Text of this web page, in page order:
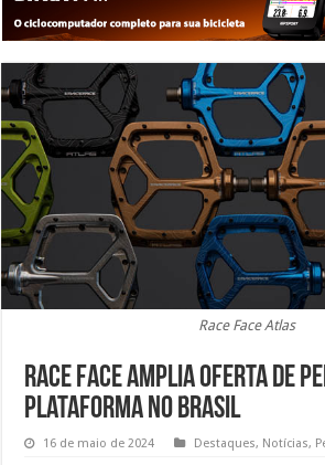
Race Face Atlas
Race Face amplia oferta de
plataforma no Brasil
16 de maio de 2024 Destaques, Notícias,